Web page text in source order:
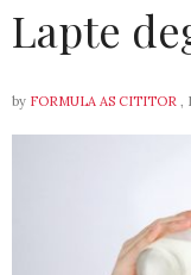
Lapte
by FORMULA AS CITITOR ,